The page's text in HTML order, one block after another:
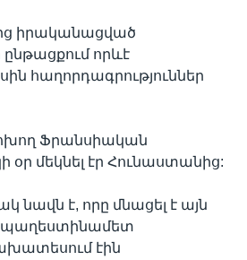
իրականացված
ընթացքում որևէ
հաղորդագրություններ
Ֆրանսիական
օր մեկնել էր Հունաստանից:
նավն է, որը մնացել է այն
պաղեստինամետ
էին